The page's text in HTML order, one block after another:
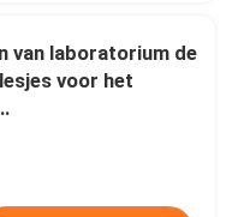
van laboratorium de
voor het